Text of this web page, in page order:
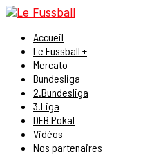
Accueil
Le Fussball +
Mercato
Bundesliga
2.Bundesliga
3.Liga
DFB Pokal
Vidéos
Nos partenaires